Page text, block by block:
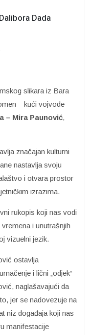
Dada
slikara iz Bara
– kući vojvode
– Mira Paunović,
značajan kulturni
nastavlja svoju
i otvara prostor
izrazima.
rukopis koji nas vodi
i unutrašnjih
vizuelni jezik.
ostavlja
i lični „odjek“
naglašavajući da
jer se nadovezuje na
niz događaja koji nas
manifestacije